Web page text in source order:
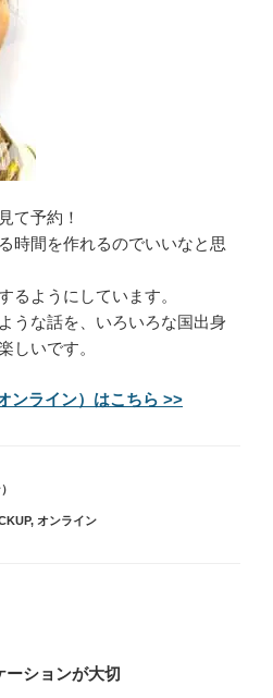
て予約！
時間を作れるのでいいなと思
るようにしています。
うな話を、いろいろな国出身
しいです。
ンライン）はこちら >>
, オンライン
ーションが大切